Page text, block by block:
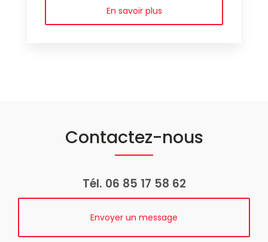
En savoir plus
Contactez-nous
Tél. 06 85 17 58 62
Envoyer un message